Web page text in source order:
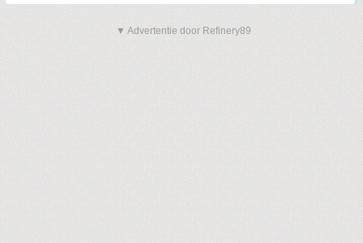
▼ Advertentie door Refinery89